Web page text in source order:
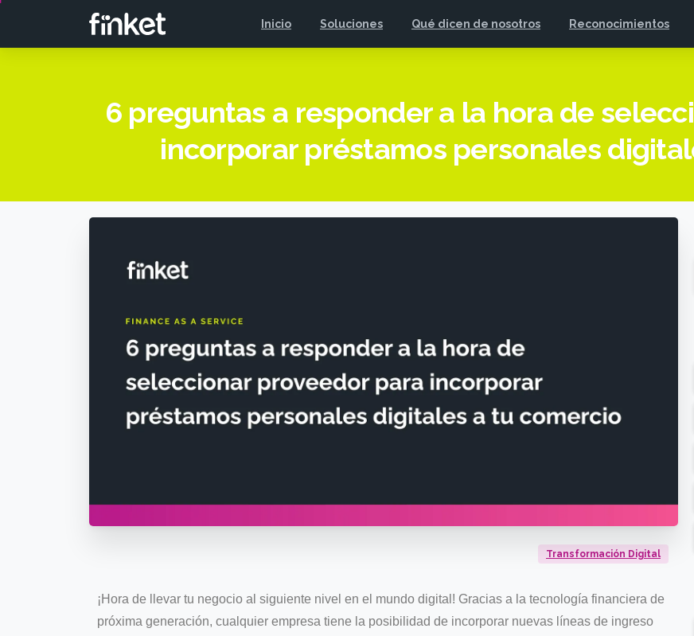
Inicio Soluciones Qué dicen de nosotros Reconocimientos
6 preguntas a responder a la hora de
incorporar préstamos personales
Transformación Digital
¡Hora de llevar tu negocio al siguiente nivel en el mundo digital! Gracias a la tecnología financiera de
próxima generación, cualquier empresa tiene la posibilidad de incorporar nuevas líneas de ingreso